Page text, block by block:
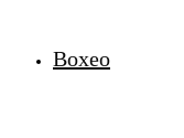
Boxeo